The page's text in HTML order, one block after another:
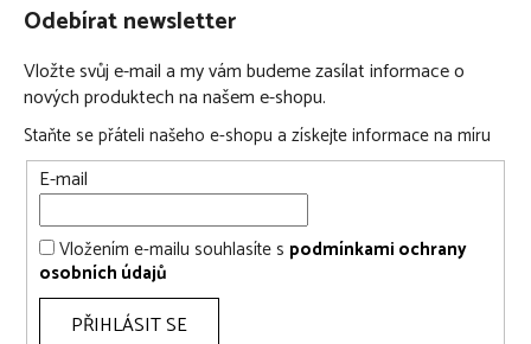
Odebírat newsletter
Vložte svůj e-mail a my vám budeme zasílat informace o
nových produktech na našem e-shopu.
Staňte se přáteli našeho e-shopu a získejte informace na míru
E-mail
Vložením e-mailu souhlasíte s podmínkami ochrany
osobních údajů
PŘIHLÁSIT SE